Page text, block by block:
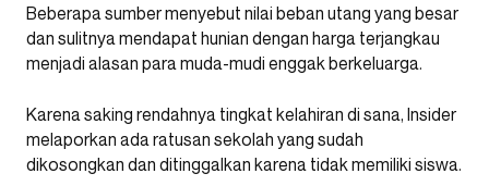
Beberapa sumber menyebut nilai beban utang yang besar
dan sulitnya mendapat hunian dengan harga terjangkau
menjadi alasan para muda-mudi enggak berkeluarga.
Karena saking rendahnya tingkat kelahiran di sana, Insider
melaporkan ada ratusan sekolah yang sudah
dikosongkan dan ditinggalkan karena tidak memiliki siswa.